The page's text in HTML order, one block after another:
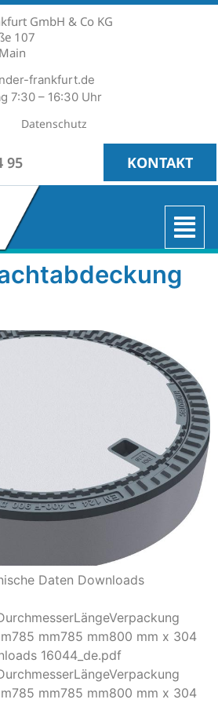
GmbH & Co KG
107
frankfurt.de
7:30 – 16:30 Uhr
Datenschutz
95 KONTAKT
Daten Downloads
mm785 mm800 mm x 304
16044_de.pdf
mm785 mm800 mm x 304